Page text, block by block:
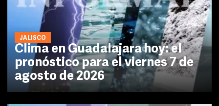
JALISCO
Clima en Guadalajara hoy: el
pronóstico para el viernes 7 de
agosto de 2026